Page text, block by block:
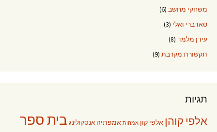
משחקי מחשב (6)
סאדברי ואלי (3)
עידן מלמד (8)
תקשורת מקרבת (9)
תגיות
אלפי קוהן אלפי קון אמהות אמפתיה אנסקולינג בית ספר